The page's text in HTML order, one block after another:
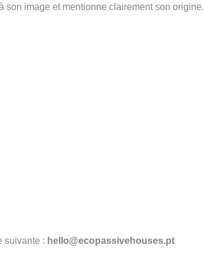
son image et mentionne clairement son origine.
suivante : hello@ecopassivehouses.pt